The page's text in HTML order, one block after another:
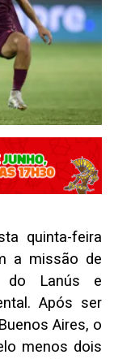
quinta-feira
a missão de
do Lanús e
Após ser
Aires, o
menos dois